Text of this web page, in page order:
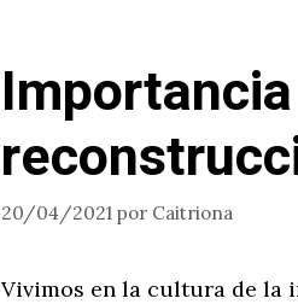
20/04/2021 por Caitriona
Vivimos en la cultura de la